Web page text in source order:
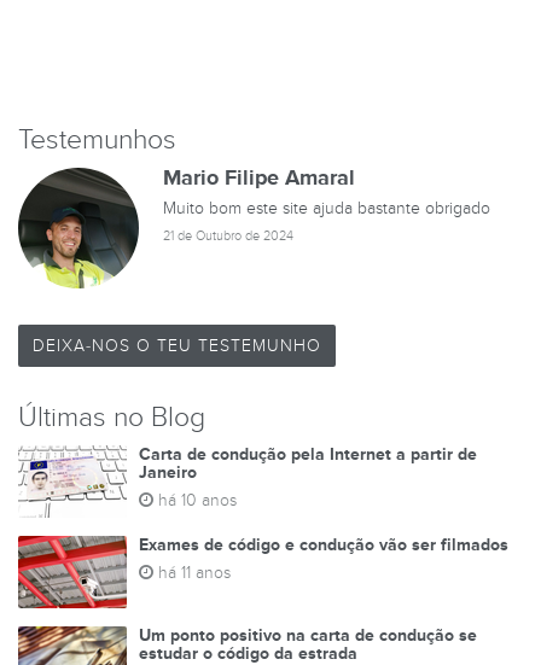
Testemunhos
Mario Filipe Amaral
Muito bom este site ajuda bastante obrigado
21 de Outubro de 2024
DEIXA-NOS O TEU TESTEMUNHO
Últimas no Blog
Carta de condução pela Internet a partir de
Janeiro
há 10 anos
Exames de código e condução vão ser filmados
há 11 anos
Um ponto positivo na carta de condução se
estudar o código da estrada